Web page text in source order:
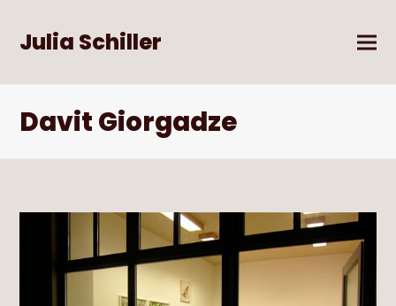
Julia Schiller
Davit Giorgadze